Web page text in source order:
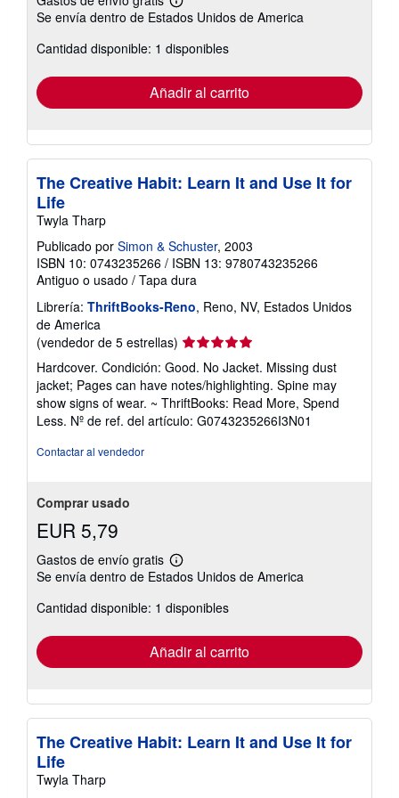
Más
información
las
tarifas
envío
Se envía dentro de Estados Unidos de America
Cantidad disponible: 1 disponibles
Añadir al carrito
The Creative Habit: Learn It and Use It for
Life
Twyla Tharp
Publicado por Simon & Schuster, 2003
ISBN 10: 0743235266 / ISBN 13: 9780743235266
Antiguo o usado / Tapa dura
Librería: ThriftBooks-Reno, Reno, NV, Estados Unidos
de America
(vendedor de 5 estrellas) Calificación
del
vendedor:
5
de
5
Hardcover. Condición: Good. No Jacket. Missing dust
jacket; Pages can have notes/highlighting. Spine may
show signs of wear. ~ ThriftBooks: Read More, Spend
Less. Nº de ref. del artículo: G0743235266I3N01
Contactar al vendedor
Comprar usado
EUR 5,79
Gastos de envío gratis
Más
información
las
tarifas
envío
Se envía dentro de Estados Unidos de America
Cantidad disponible: 1 disponibles
Añadir al carrito
The Creative Habit: Learn It and Use It for
Life
Twyla Tharp